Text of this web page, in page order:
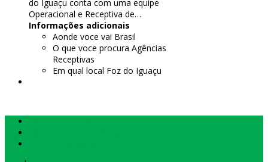
do Iguaçu conta com uma equipe
Operacional e Receptiva de…
Informações adicionais
Aonde voce vai Brasil
O que voce procura Agências
Receptivas
Em qual local Foz do Iguaçu